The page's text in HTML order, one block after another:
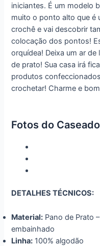
iniciantes. É um modelo
muito o ponto alto que
crochê e vai descobrir
colocação dos pontos!
orquídea! Deixa um ar
de prato! Sua casa irá
produtos
crochetar! Charme e
Fotos do
DETALHES TÉCNICOS:
Material: Pano de Prato
embainhado
Linha: 100% algodão